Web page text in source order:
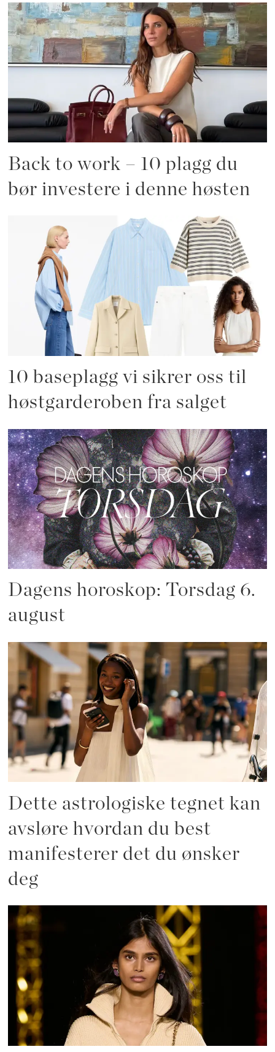
Back to work – 10 plagg du
bør investere i denne høsten
10 baseplagg vi sikrer oss til
høstgarderoben fra salget
Dagens horoskop: Torsdag 6.
august
Dette astrologiske tegnet kan
avsløre hvordan du best
manifesterer det du ønsker
deg